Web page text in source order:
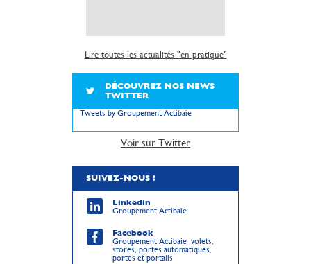
Lire toutes les actualités "en pratique"
DÉCOUVREZ NOS NEWS
TWITTER
Tweets by Groupement Actibaie
Voir sur Twitter
SUIVEZ-NOUS !
Linkedin
Groupement Actibaie
Facebook
Groupement Actibaie volets,
stores, portes automatiques,
portes et portails